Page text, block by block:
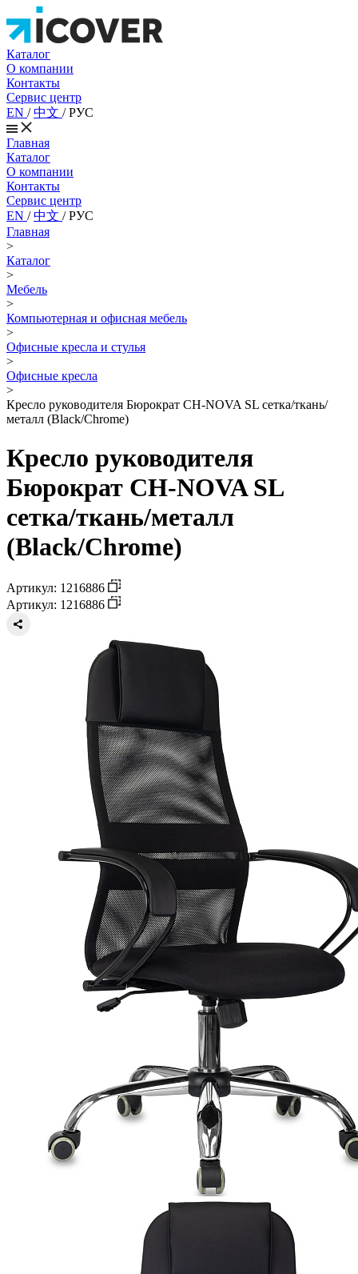
Каталог
О компании
Контакты
Сервис центр
EN /中文 /РУС
Главная
Каталог
О компании
Контакты
Сервис центр
EN /中文 /РУС
Главная
>
Каталог
>
Мебель
>
Компьютерная и офисная мебель
>
Офисные кресла и стулья
>
Офисные кресла
>
Кресло руководителя Бюрократ CH-NOVA SL сетка/ткань/
металл (Black/Chrome)
Кресло руководителя
Бюрократ CH-NOVA SL
сетка/ткань/металл
(Black/Chrome)
Артикул: 1216886
Артикул: 1216886